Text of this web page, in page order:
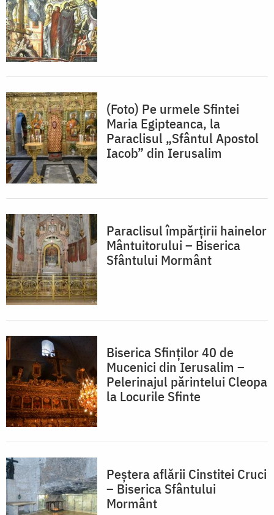
(Foto) Pe urmele Sfintei
Maria Egipteanca, la
Paraclisul „Sfântul Apostol
Iacob” din Ierusalim
Paraclisul împărțirii hainelor
Mântuitorului – Biserica
Sfântului Mormânt
Biserica Sfinților 40 de
Mucenici din Ierusalim –
Pelerinajul părintelui Cleopa
la Locurile Sfinte
Peștera aflării Cinstitei Cruci
– Biserica Sfântului
Mormânt